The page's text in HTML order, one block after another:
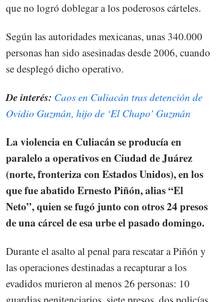
que no logró doblegar a los poderosos cárteles.
Según las autoridades mexicanas, unas 340.000
personas han sido asesinadas desde 2006, cuando
se desplegó dicho operativo.
De interés: Caos en Culiacán tras detención de
Ovidio Guzmán, hijo de ‘El Chapo’ Guzmán
La violencia en Culiacán se producía en
paralelo a operativos en Ciudad de Juárez
(norte, fronteriza con Estados Unidos), en los
que fue abatido Ernesto Piñón, alias “El
Neto”, quien se fugó junto con otros 24 presos
de una cárcel de esa urbe el pasado domingo.
Durante el asalto al penal para rescatar a Piñón y
las operaciones destinadas a recapturar a los
evadidos murieron al menos 26 personas: 10